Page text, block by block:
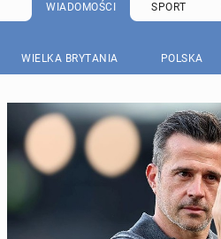
WIADOMOŚCI SPORT
WIELKA BRYTANIA POLSKA